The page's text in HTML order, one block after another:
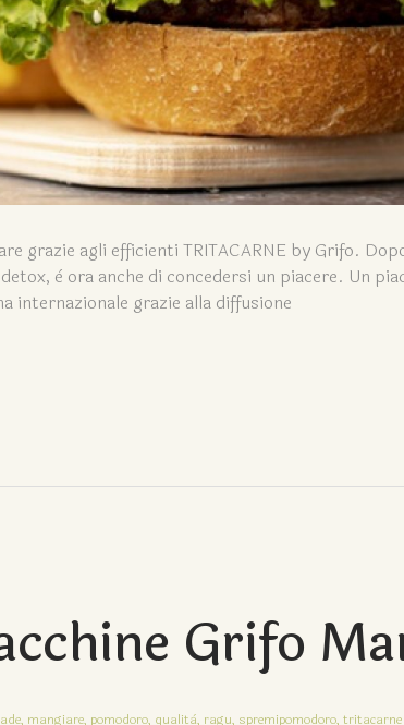
grazie agli efficienti TRITACARNE by Grifo.
è ora anche di concedersi un piacere. Un
internazionale grazie alla diffusione
Grifo
mangiare, pomodoro, qualità, ragu, spremipomodoro, tritacarne